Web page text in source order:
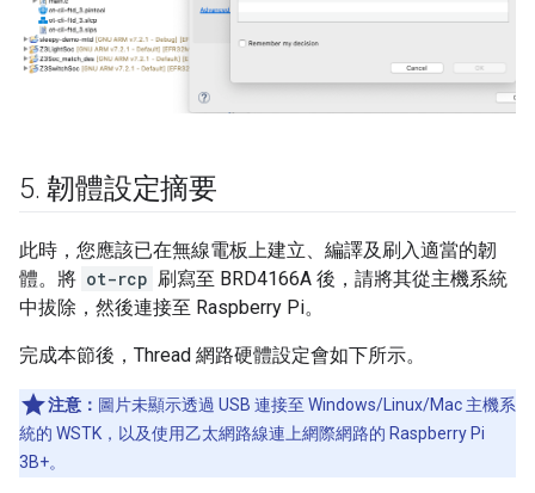
5. 韌體設定摘要
此時，您應該已在無線電板上建立、編譯及刷入適當的韌
體。將 ot-rcp 刷寫至 BRD4166A 後，請將其從主機系統
中拔除，然後連接至 Raspberry Pi。
完成本節後，Thread 網路硬體設定會如下所示。
注意： 圖片未顯示透過 USB 連接至 Windows/Linux/Mac 主機系
統的 WSTK，以及使用乙太網路線連上網際網路的 Raspberry Pi
3B+。